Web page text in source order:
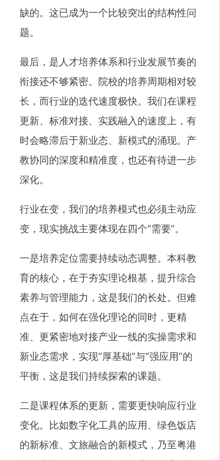
缺的。这已成为一个比较突出的结构性问
题。
最后，是人才培养体系和行业发展节奏的
衔接还不够紧密。院校的培养周期相对较
长，而行业的迭代速度极快。我们在课程
更新、标准对接、实践融入的速度上，有
时会略滞后于新业态、新模式的涌现。产
教协同的深度和精准度，也还有待进一步
深化。
行业在变，我们的培养模式也必须主动应
变，现实挑战主要体现在四个“需要”。
一是培养定位需要持续动态调整。本科教
育的核心，在于夯实理论根基，提升综合
素养与管理能力，这是我们的长处。但难
点在于，如何在强化理论的同时，更精
准、更紧密地对接产业一线的实操需求和
新业态需求，实现“厚基础”与“强应用”的
平衡，这是我们持续探索的课题。
二是课程体系的更新，需要更快响应行业
变化。比如数字化工具的应用、绿色饭店
的新标准、文旅融合的新模式，乃至粤港